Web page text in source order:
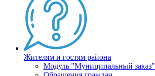
Жителям и гостям района
Модуль "Муниципальный заказ"